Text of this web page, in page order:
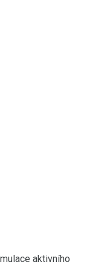
aktivního